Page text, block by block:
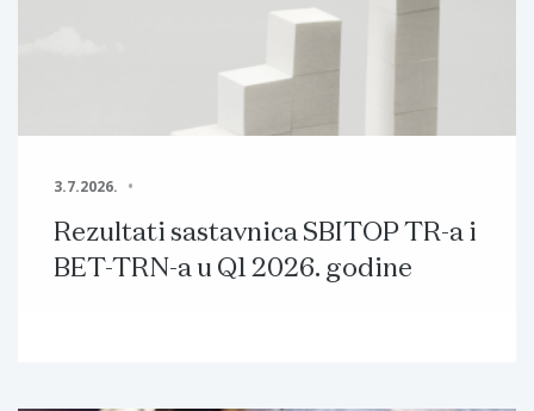
3.7.2026.
Rezultati sastavnica SBITOP TR-a i
BET-TRN-a u Q1 2026. godine